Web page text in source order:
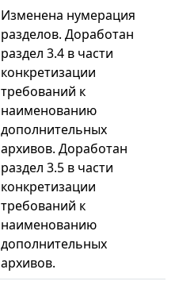
Изменена нумерация
разделов. Доработан
раздел 3.4 в части
конкретизации
требований к
наименованию
дополнительных
архивов. Доработан
раздел 3.5 в части
конкретизации
требований к
наименованию
дополнительных
архивов.